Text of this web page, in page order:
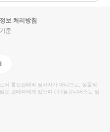
보 처리방침
준
서 통신판매의 당사자가 아니므로, 상품의
은 판매자에게 있으며 (주)놀유니버스는 일